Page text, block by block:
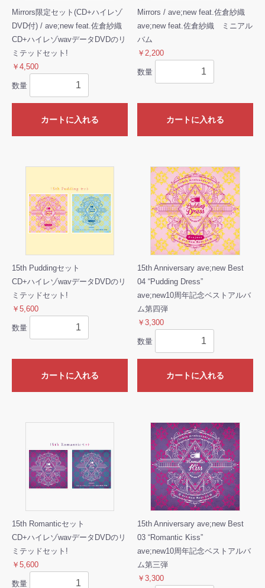
Mirrors限定セット(CD+ハイレゾ
DVD付) / ave;new feat.佐倉紗織
CD+ハイレゾwavデータDVDのリ
ミテッドセット!
￥4,500
数量
カートに入れる
Mirrors / ave;new feat.佐倉紗織
ave;new feat.佐倉紗織 ミニアル
バム
￥2,200
数量
カートに入れる
15th Puddingセット
CD+ハイレゾwavデータDVDのリ
ミテッドセット!
￥5,600
数量
カートに入れる
15th Anniversary ave;new Best
04 “Pudding Dress”
ave;new10周年記念ベストアルバ
ム第四弾
￥3,300
数量
カートに入れる
15th Romanticセット
CD+ハイレゾwavデータDVDのリ
ミテッドセット!
￥5,600
数量
15th Anniversary ave;new Best
03 “Romantic Kiss”
ave;new10周年記念ベストアルバ
ム第三弾
￥3,300